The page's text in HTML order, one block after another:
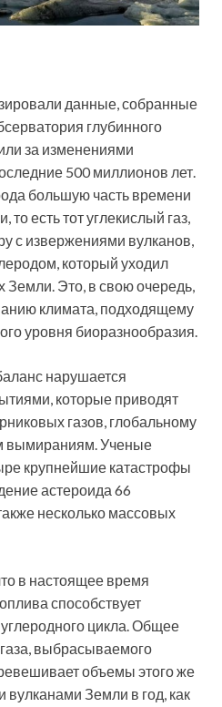
данные, собранные
глубинного
за изменениями
500 миллионов лет.
большую часть времени
есть тот углекислый газ,
с извержениями вулканов,
который уходил
Земли. Это, в свою очередь,
климата, подходящему
уровня биоразнообразия.
нарушается
которые приводят
газов, глобальному
вымираниям. Ученые
крупнейшие катастрофы
астероида 66
несколько массовых
в настоящее время
способствует
цикла. Общее
газа, выбрасываемого
объемы этого же
вулканами Земли в год, как